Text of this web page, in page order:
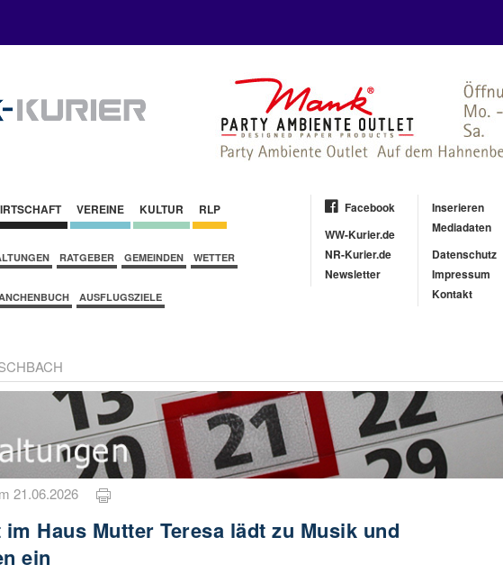
VEREINE KULTUR RLP
RATGEBER GEMEINDEN WETTER
AUSFLUGSZIELE
Facebook
WW-Kurier.de
NR-Kurier.de
Newsletter
Inserieren
Mediadaten
Datenschutz
Impressum
Kontakt
21.06.2026
Haus Mutter Teresa lädt zu Musik und
ein